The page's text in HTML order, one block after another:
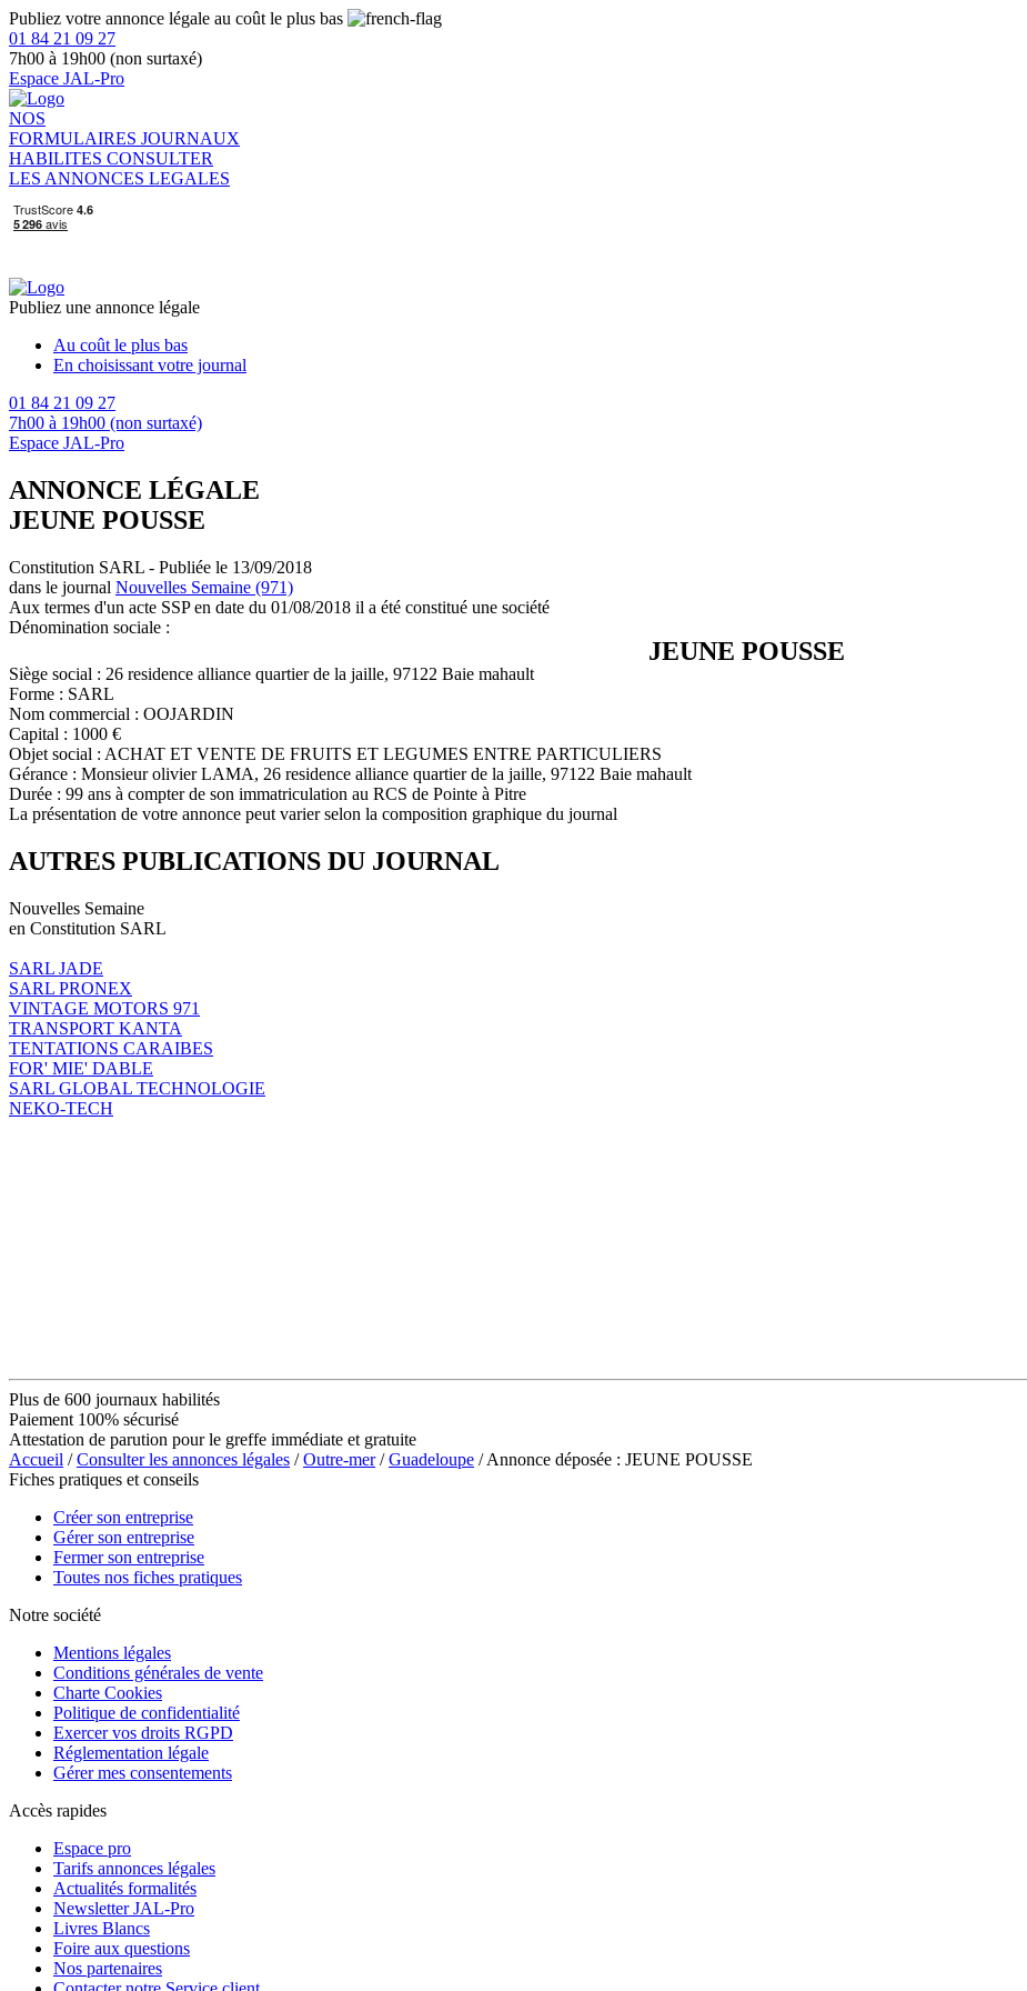
Publiez votre annonce légale au coût le plus bas
01 84 21 09 27
7h00 à 19h00 (non surtaxé)
Espace JAL-Pro
NOS
FORMULAIRES JOURNAUX
HABILITES CONSULTER
LES ANNONCES LEGALES
Publiez une annonce légale
Au coût le plus bas
En choisissant votre journal
01 84 21 09 27
7h00 à 19h00 (non surtaxé)
Espace JAL-Pro
ANNONCE LÉGALE
JEUNE POUSSE
Constitution SARL - Publiée le 13/09/2018
dans le journal Nouvelles Semaine (971)
Aux termes d'un acte SSP en date du 01/08/2018 il a été constitué une société
Dénomination sociale :
JEUNE POUSSE
Siège social : 26 residence alliance quartier de la jaille, 97122 Baie mahault
Forme : SARL
Nom commercial : OOJARDIN
Capital : 1000 €
Objet social : ACHAT ET VENTE DE FRUITS ET LEGUMES ENTRE PARTICULIERS
Gérance : Monsieur olivier LAMA, 26 residence alliance quartier de la jaille, 97122 Baie mahault
Durée : 99 ans à compter de son immatriculation au RCS de Pointe à Pitre
La présentation de votre annonce peut varier selon la composition graphique du journal
AUTRES PUBLICATIONS DU JOURNAL
Nouvelles Semaine
en Constitution SARL
SARL JADE
SARL PRONEX
VINTAGE MOTORS 971
TRANSPORT KANTA
TENTATIONS CARAIBES
FOR' MIE' DABLE
SARL GLOBAL TECHNOLOGIE
NEKO-TECH
Plus de 600 journaux habilités
Paiement 100% sécurisé
Attestation de parution pour le greffe immédiate et gratuite
Accueil /Consulter les annonces légales /Outre-mer/Guadeloupe / Annonce déposée : JEUNE POUSSE
Fiches pratiques et conseils
Créer son entreprise
Gérer son entreprise
Fermer son entreprise
Toutes nos fiches pratiques
Notre société
Mentions légales
Conditions générales de vente
Charte Cookies
Politique de confidentialité
Exercer vos droits RGPD
Réglementation légale
Gérer mes consentements
Accès rapides
Espace pro
Tarifs annonces légales
Actualités formalités
Newsletter JAL-Pro
Livres Blancs
Foire aux questions
Nos partenaires